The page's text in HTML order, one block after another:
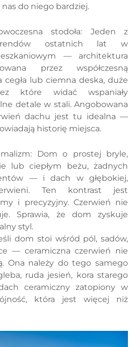
do niego bardziej.
stodoła: Jeden z
trendów ostatnich lat w
— architektura
przez współczesną
cegła lub ciemna deska, duże
które widać wspaniały
detale w stali. Angobowana
dachu jest tu idealna —
historię miejsca.
Dom o prostej bryle,
lub ciepłym beżu, żadnych
— i dach w głębokiej,
Ten kontrast jest
i precyzyjny. Czerwień nie
Sprawia, że dom zyskuje
styl.
dom stoi wśród pól, sadów,
— ceramiczna czerwień nie
Ona należy do tego samego
ruda jesień, kora starego
ceramiczny zatopiony w
która jest więcej niż